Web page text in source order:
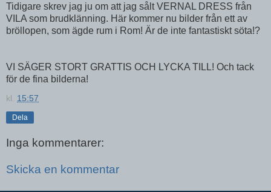
Tidigare skrev jag ju om att jag sålt VERNAL DRESS från
VILA som brudklänning. Här kommer nu bilder från ett av
bröllopen, som ägde rum i Rom! Är de inte fantastiskt söta!?
VI SÄGER STORT GRATTIS OCH LYCKA TILL! Och tack
för de fina bilderna!
kl. 15:57
Dela
Inga kommentarer:
Skicka en kommentar